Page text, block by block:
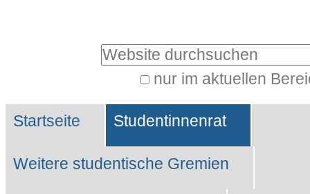
Website durchsuchen
nur im aktuellen
Suche…
Sektionen
Startseite Studentinnenrat
Weitere studentische Gremien